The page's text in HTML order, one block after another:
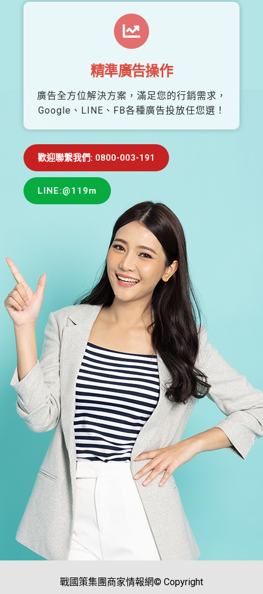
精準廣告操作
廣告全方位解決方案，滿足您的行銷需求，
Google、LINE、FB各種廣告投放任您選！
歡迎聯繫我們: 0800-003-191
LINE:@119m
戰國策集團商家情報網© Copyright